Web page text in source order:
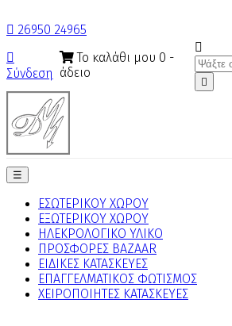
 26950 24965

Σύνδεση
Το καλάθι μου 0 -
άδειο


Toggle
navigation
☰
ΕΣΩΤΕΡΙΚΟΥ ΧΩΡΟΥ
ΕΞΩΤΕΡΙΚΟΥ ΧΩΡΟΥ
ΗΛΕΚΡΟΛΟΓΙΚΟ ΥΛΙΚΟ
ΠΡΟΣΦΟΡΕΣ BAZAAR
ΕΙΔΙΚΕΣ ΚΑΤΑΣΚΕΥΕΣ
ΕΠΑΓΓΕΛΜΑΤΙΚΟΣ ΦΩΤΙΣΜΟΣ
ΧΕΙΡΟΠΟΙΗΤΕΣ ΚΑΤΑΣΚΕΥΕΣ